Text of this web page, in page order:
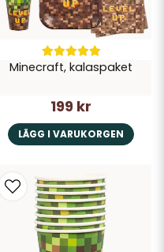
Minecraft, kalaspaket
199 kr
LÄGG I VARUKORGEN